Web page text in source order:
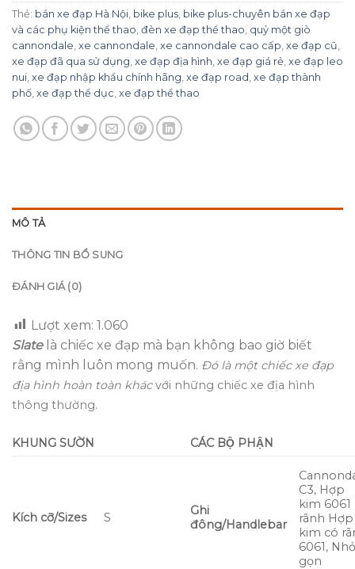
Thẻ: bán xe đạp Hà Nội bike plus bike plus-chuyên bán xe đạp
và các phụ kiện thể thao đèn xe đạp thể thao quỷ một giò
cannondale xe cannondale xe cannondale cao cấp xe đạp cũ
xe đạp đã qua sử dụng xe đạp địa hình xe đạp giá rẻ xe đạp leo
nui xe đạp nhập khẩu chính hãng xe đạp road xe đạp thành
phố xe đạp thể dục xe đạp thể thao
MÔ TẢ
THÔNG TIN BỔ SUNG
ĐÁNH GIÁ (0)
Lượt xem: 1.060
Slatelà chiếc xe đạp mà bạn không bao giờ biết
rằng mình luôn mong muốn. Đó là một chiếc xe đạp
địa hình hoàn toàn khácvới những chiếc xe địa hình
thông thường.
KHUNG SƯỜN CÁC BỘ PHẬN
Kích cỡ/Sizes S
Ghi
đông/Handlebar
C3, Hợp
kim 6061
rãnh Hợp
kim có
6061,
gọn